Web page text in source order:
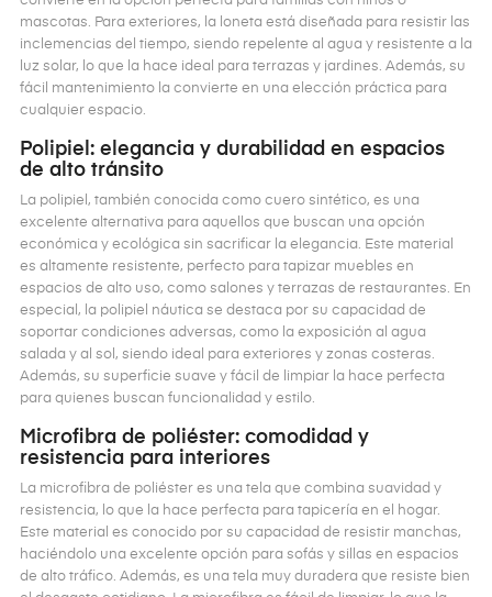
mascotas. Para exteriores, la loneta está diseñada para resistir las
inclemencias del tiempo, siendo repelente al agua y resistente a la
luz solar, lo que la hace ideal para terrazas y jardines. Además, su
fácil mantenimiento la convierte en una elección práctica para
cualquier espacio​.
Polipiel: elegancia y durabilidad en espacios
de alto tránsito
La polipiel, también conocida como cuero sintético, es una
excelente alternativa para aquellos que buscan una opción
económica y ecológica sin sacrificar la elegancia. Este material
es altamente resistente, perfecto para tapizar muebles en
espacios de alto uso, como salones y terrazas de restaurantes. En
especial, la polipiel náutica se destaca por su capacidad de
soportar condiciones adversas, como la exposición al agua
salada y al sol, siendo ideal para exteriores y zonas costeras.
Además, su superficie suave y fácil de limpiar la hace perfecta
para quienes buscan funcionalidad y estilo​.
Microfibra de poliéster: comodidad y
resistencia para interiores
La microfibra de poliéster es una tela que combina suavidad y
resistencia, lo que la hace perfecta para tapicería en el hogar.
Este material es conocido por su capacidad de resistir manchas,
haciéndolo una excelente opción para sofás y sillas en espacios
de alto tráfico. Además, es una tela muy duradera que resiste bien